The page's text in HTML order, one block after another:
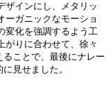
ザインにし、メタリッ
ーガニックなモーショ
変化を強調するよう工
がりに合わせて、徐々
ことで、最後にナレー
見せました。